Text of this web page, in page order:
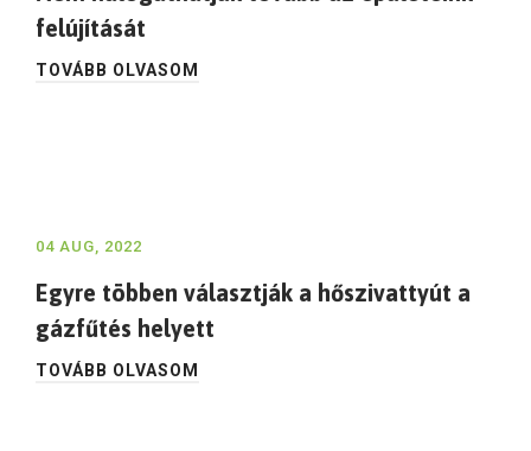
felújítását
TOVÁBB OLVASOM
04 AUG, 2022
Egyre többen választják a hőszivattyút a
gázfűtés helyett
TOVÁBB OLVASOM